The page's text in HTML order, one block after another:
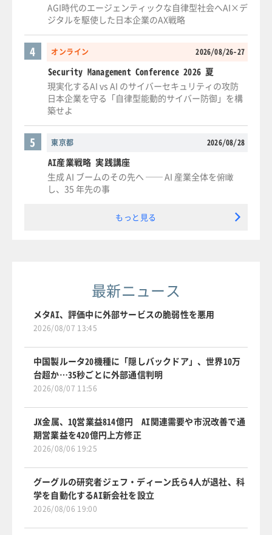
AGI時代のエージェンティックな自律型社会へAI×デ
ジタルを駆使した日本企業のAX戦略
オンライン 2026/08/26-27
4
Security Management Conference 2026 夏
現実化するAI vs AI のサイバーセキュリティの攻防
日本企業を守る「自律型能動的サイバー防御」を構
築せよ
東京都 2026/08/28
5
AI産業戦略 実践講座
生成 AI ブームのその先へ ── AI 産業全体を俯瞰
し、35 年先の事
もっと見る
最新ニュース
メタAI、評価中に外部サービスの脆弱性を悪用
2026/08/07 13:45
中国製ルータ20機種に「隠しバックドア」、世界10万
台超か…35秒ごとに外部通信判明
2026/08/07 11:56
JX金属、1Q営業益814億円 AI関連需要や市況改善で通
期営業益を420億円上方修正
2026/08/06 19:25
グーグルの研究者ジェフ・ディーン氏ら4人が退社、科
学を自動化するAI新会社を設立
2026/08/06 19:00